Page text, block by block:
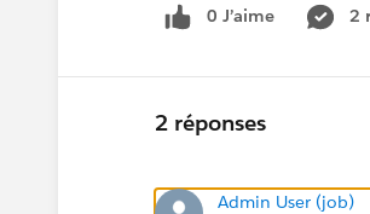
0 J’aime 2
2 réponses
Admin User (job)